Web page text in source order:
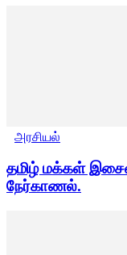
அரசியல்
தமிழ் மக்கள்
நேர்காணல்.